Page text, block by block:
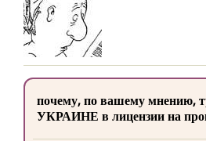
почему, по вашему мнению,
УКРАИНЕ в лицензии на